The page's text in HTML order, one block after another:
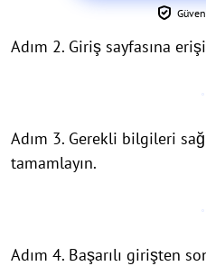
Adım 2. Giriş sayfasına
Adım 3. Gerekli bilgileri
tamamlayın.
Adım 4. Başarılı girişten